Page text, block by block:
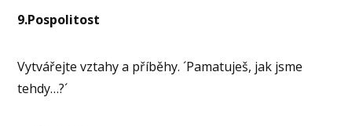
9.Pospolitost
Vytvářejte vztahy a příběhy. ´Pamatuješ, jak jsme
tehdy…?´